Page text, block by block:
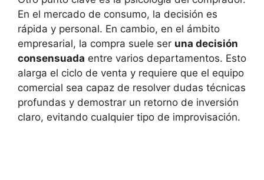
En el mercado de consumo, la decisión es
rápida y personal. En cambio, en el ámbito
empresarial, la compra suele ser una decisión
consensuada entre varios departamentos. Esto
alarga el ciclo de venta y requiere que el equipo
comercial sea capaz de resolver dudas técnicas
profundas y demostrar un retorno de inversión
claro, evitando cualquier tipo de improvisación.